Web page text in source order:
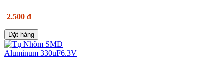
2.500 đ
Đặt hàng